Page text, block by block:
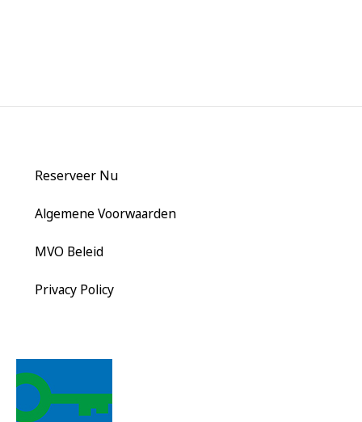
Reserveer Nu
Algemene Voorwaarden
MVO Beleid
Privacy Policy